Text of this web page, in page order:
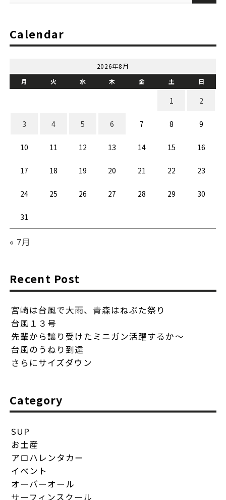
Calendar
2026年8月
月
火 水 木 金 土 日
1 2
3 4 5 6 7 8 9
10 11 12 13 14 15 16
17 18 19 20 21 22 23
24 25 26 27 28 29 30
31
« 7月
Recent Post
宮崎は台風で大雨、青森はねぶた祭り
台風１３号
先輩から譲り受けたミニガン活躍するか〜
台風のうねり到達
さらにサイズダウン
Category
SUP
お土産
アロハレンタカー
イベント
オーバーオール
サーフィンスクール